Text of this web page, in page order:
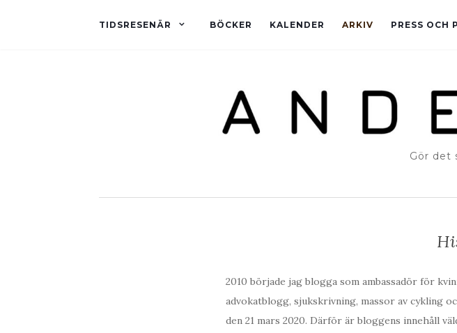
TIDSRESENÄR BÖCKER KALENDER ARKIV PRESS OCH
Gör det
2010 började jag blogga som ambassadör för
advokatblogg, sjukskrivning, massor av cykling
den 21 mars 2020. Därför är bloggens innehåll